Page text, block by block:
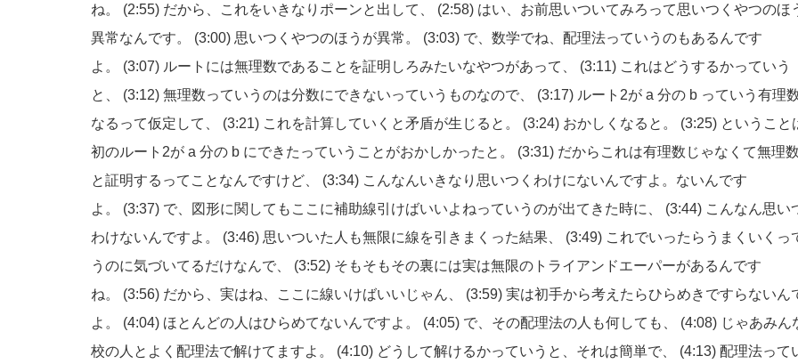
ね。
(2:55) だから、これをいきなりポーンと出して、 (2:58) はい、お前思いついてみろって思いつくやつのほ
異常なんです。
(3:00) 思いつくやつのほうが異常。 (3:03) で、数学でね、配理法っていうのもあるんです
よ。
(3:07) ルートには無理数であることを証明しろみたいなやつがあって、 (3:11) これはどうするかっていう
と、
(3:12) 無理数っていうのは分数にできないっていうものなので、 (3:17) ルート2が a 分の b っていう有理
なるって仮定して、
(3:21) これを計算していくと矛盾が生じると。 (3:24) おかしくなると。 (3:25) ということ
初のルート2が a 分の b にできたっていうことがおかしかったと。
(3:31) だからこれは有理数じゃなくて無理
と証明するってことなんですけど、
(3:34) こんなんいきなり思いつくわけにないんですよ。ないんです
よ。
(3:37) で、図形に関してもここに補助線引けばいいよねっていうのが出てきた時に、 (3:44) こんなん思い
わけないんですよ。
(3:46) 思いついた人も無限に線を引きまくった結果、 (3:49) これでいったらうまくいくっ
うのに気づいてるだけなんで、
(3:52) そもそもその裏には実は無限のトライアンドエーパーがあるんです
ね。
(3:56) だから、実はね、ここに線いけばいいじゃん、 (3:59) 実は初手から考えたらひらめきですらないん
よ。
(4:04) ほとんどの人はひらめてないんですよ。 (4:05) で、その配理法の人も何しても、 (4:08) じゃあみん
校の人とよく配理法で解けてますよ。
(4:10) どうして解けるかっていうと、それは簡単で、 (4:13) 配理法って